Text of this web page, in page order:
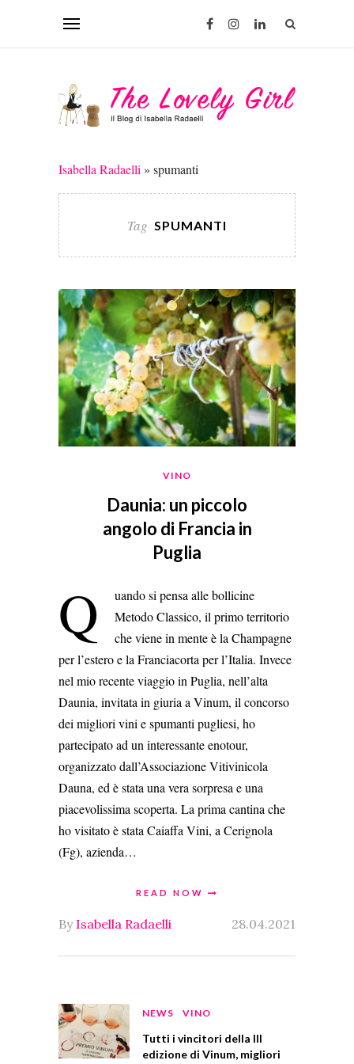
Isabella Radaelli » spumanti
Tag SPUMANTI
VINO
Daunia: un piccolo
angolo di Francia in
Puglia
Q
uando si pensa alle bollicine
Metodo Classico, il primo territorio
che viene in mente è la Champagne
per l’estero e la Franciacorta per l’Italia. Invece
nel mio recente viaggio in Puglia, nell’alta
Daunia, invitata in giuria a Vinum, il concorso
dei migliori vini e spumanti pugliesi, ho
partecipato ad un interessante enotour,
organizzato dall’Associazione Vitivinicola
Dauna, ed è stata una vera sorpresa e una
piacevolissima scoperta. La prima cantina che
ho visitato è stata Caiaffa Vini, a Cerignola
(Fg), azienda…
READ NOW
By Isabella Radaelli 28.04.2021
NEWS VINO
Tutti i vincitori della III
edizione di Vinum, migliori